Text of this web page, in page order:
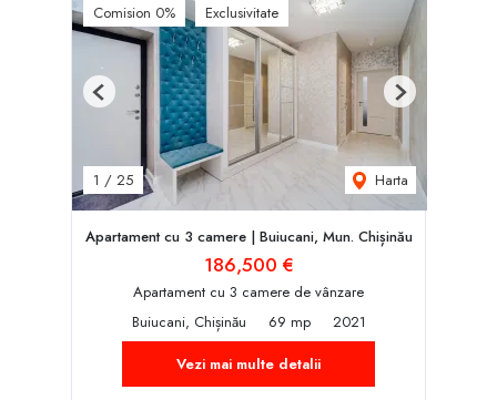
Comision 0% Exclusivitate
1 / 25 Harta
Previous Next
Apartament cu 3 camere | Buiucani, Mun. Chișinău
186,500 €
Apartament cu 3 camere de vânzare
Buiucani, Chișinău
69 mp
2021
Vezi mai multe detalii